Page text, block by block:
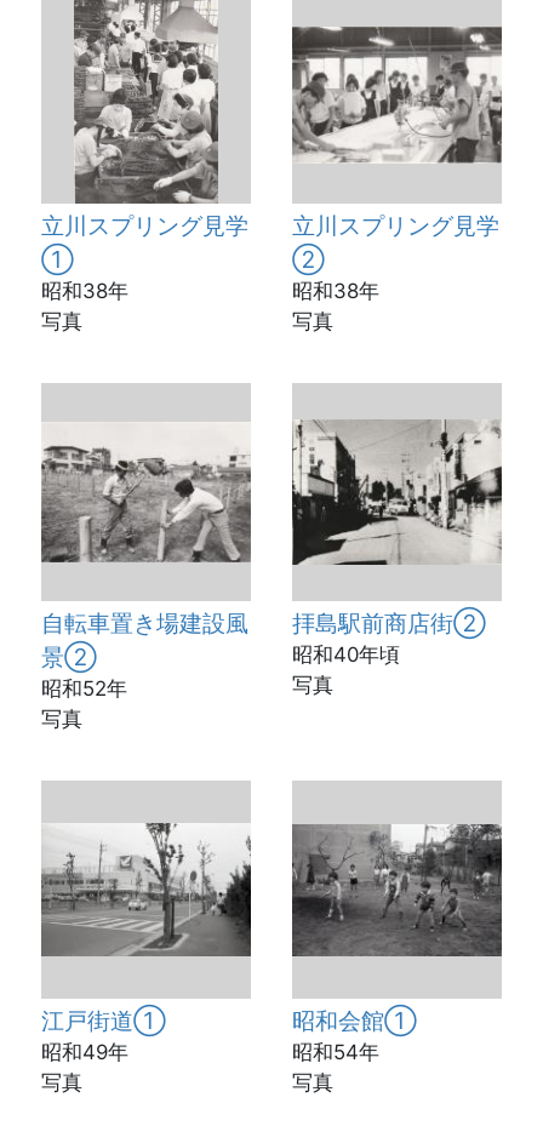
立川スプリング見学
①
昭和38年
写真
立川スプリング見学
②
昭和38年
写真
自転車置き場建設風
景②
昭和52年
写真
拝島駅前商店街②
昭和40年頃
写真
江戸街道①
昭和49年
写真
昭和会館①
昭和54年
写真